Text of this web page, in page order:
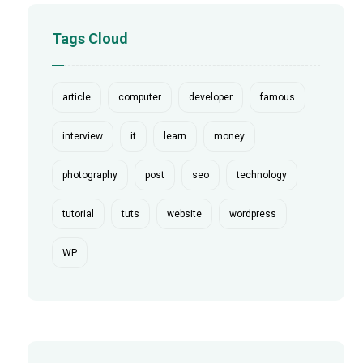
Tags Cloud
article computer developer famous
interview it learn money
photography post seo technology
tutorial tuts website wordpress
WP